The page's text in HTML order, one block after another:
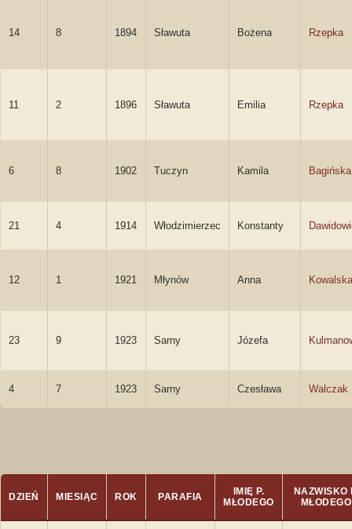
14 8 1894 Sławuta Bożena Rzepka
11 2 1896 Sławuta Emilia Rzepka
6 8 1902 Tuczyn Kamila Bagińska
21 4 1914 Włodzimierzec Konstanty
12 1 1921 Młynów Anna Kowalska
23 9 1923 Sarny Józefa
4 7 1923 Sarny Czesława Walczak
DZIEŃ MIESIĄC ROK PARAFIA
IMIĘ P.
MŁODEGO
NAZWISKO
MŁODEGO